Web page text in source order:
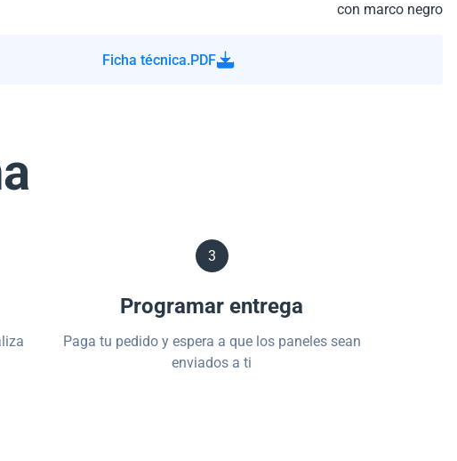
con marco negro
Ficha técnica.PDF
3
Programar entrega
Paga tu pedido y espera a que los paneles sean
enviados a ti